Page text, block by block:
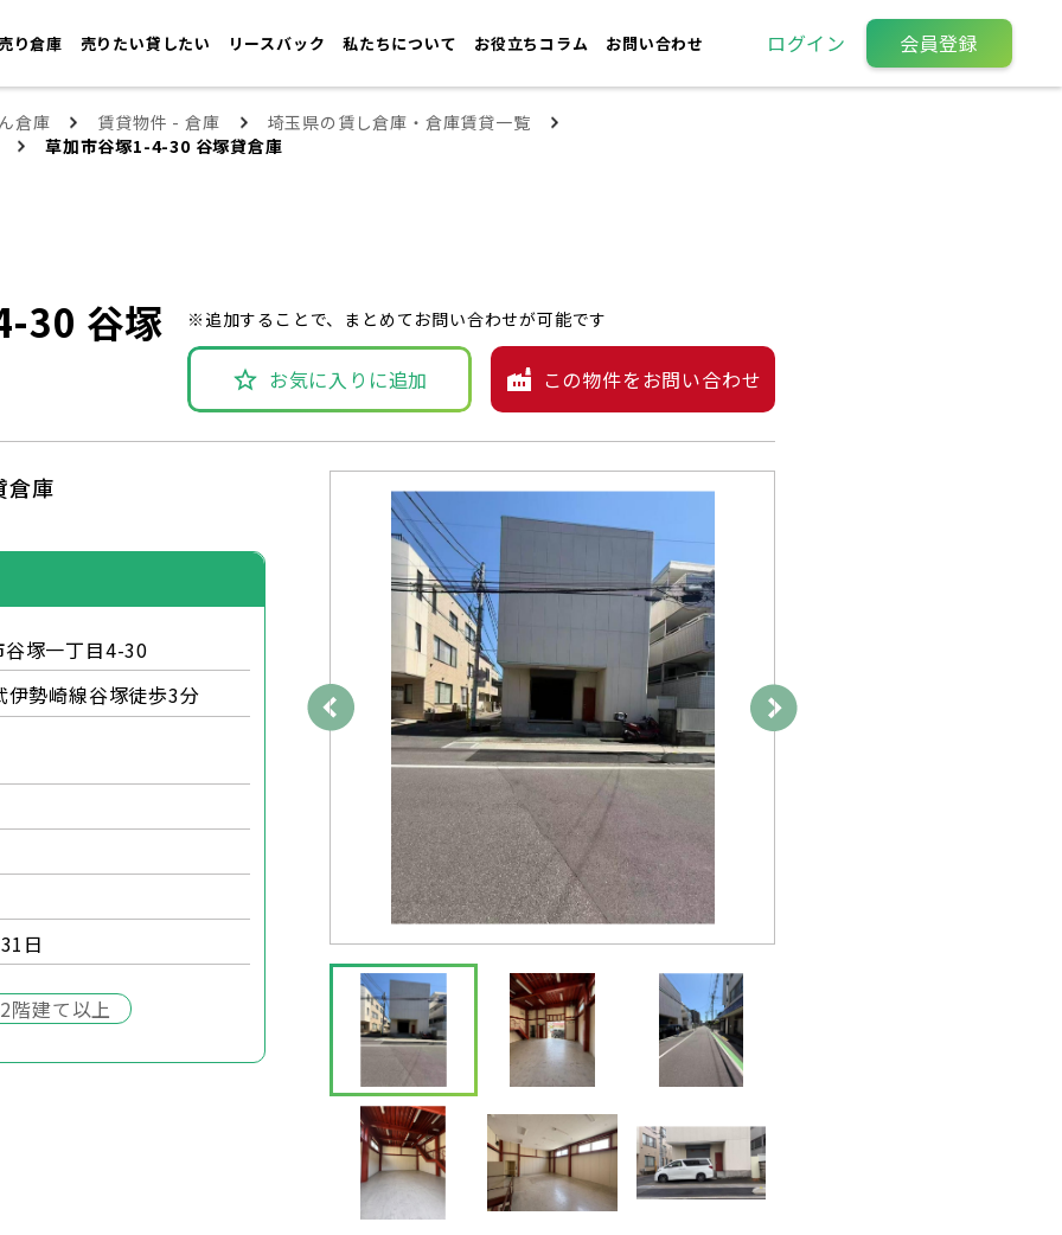
り倉庫 売りたい貸したい リースバック 私たちについて お役立ちコラム お問い合わせ ログイン 会員登録
倉庫 賃貸物件 - 倉庫
埼玉県の賃し倉庫・倉庫賃貸一覧
草加市谷塚1-4-30 谷塚貸倉庫
30 谷塚 ※追加することで、まとめてお問い合わせが可能です
お気に入りに追加 この物件をお問い合わせ
倉庫
塚一丁目4-30
勢崎線谷塚徒歩3分
日
2階建て以上